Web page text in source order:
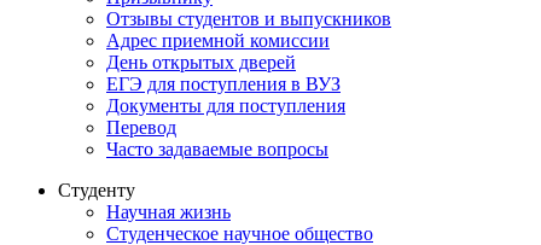
Отзывы студентов и выпускников
Адрес приемной комиссии
День открытых дверей
ЕГЭ для поступления в ВУЗ
Документы для поступления
Перевод
Часто задаваемые вопросы
Студенту
Научная жизнь
Студенческое научное общество